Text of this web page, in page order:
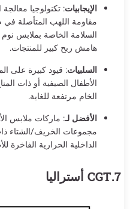
الإيجابيات: تكنولوجيا
مقاومة اللهب المتأصلة في
السلامة الخاصة بملابس نوم
هامش ربح كبير للمنتجات.
السلبيات: قيود كبيرة على
الأطفال الصيفية أو ذات
الخام مرتفعة للغاية.
الأفضل لـ: ماركات ملابس
مجموعات الخريف/الشتاء
الداخلية الحرارية الفاخرة
7.CGT أستراليا